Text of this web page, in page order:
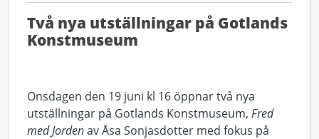
Två nya utställningar på Gotlands
Konstmuseum
Onsdagen den 19 juni kl 16 öppnar två nya
utställningar på Gotlands Konstmuseum, Fred
med Jordenav Åsa Sonjasdotter med fokus på